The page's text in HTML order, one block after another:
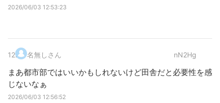
2026/06/03 12:53:23
12. 名無しさん nN2Hg
まあ都市部ではいいかもしれないけど田舎だと必要性を感
じないなぁ
2026/06/03 12:56:52